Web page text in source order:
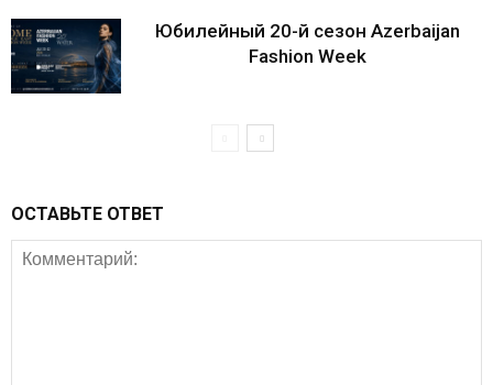
Юбилейный 20-й сезон Azerbaijan
Fashion Week
ОСТАВЬТЕ ОТВЕТ